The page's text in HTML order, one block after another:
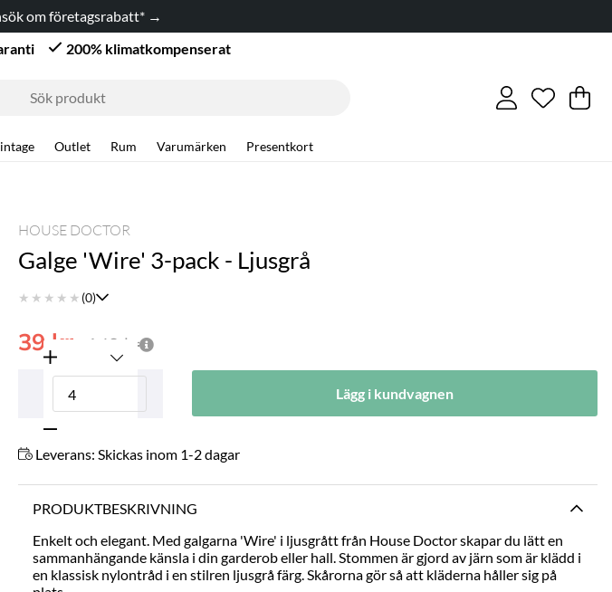
om företagsrabatt* →
200% klimatkompenserat
Antal i
. .
Outlet Rum Varumärken
Presentkort
HOUSE DOCTOR
Galge 'Wire' 3-pack - Ljusgrå
★ ★ ★ ★ ★ (0)
149 kr
39 kr
Lägg i kundvagnen
Leverans: Skickas inom 1-2 dagar
PRODUKTBESKRIVNING
Enkelt och elegant. Med galgarna 'Wire' i ljusgrått från House Doctor skapar du lätt en
sammanhängande känsla i din garderob eller hall. Stommen är gjord av järn som är klädd i
en klassisk nylontråd i en stilren ljusgrå färg. Skårorna gör så att kläderna håller sig på